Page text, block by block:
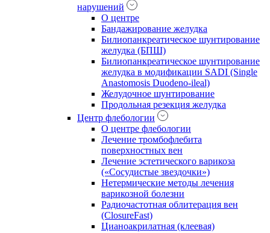
нарушений
О центре
Бандажирование желудка
Билиопанкреатическое шунтирование
желудка (БПШ)
Билиопанкреатическое шунтирование
желудка в модификации SADI (Single
Anastomosis Duodeno-ileal)
Желудочное шунтирование
Продольная резекция желудка
Центр флебологии
О центре флебологии
Лечение тромбофлебита
поверхностных вен
Лечение эстетического варикоза
(«Сосудистые звездочки»)
Нетермические методы лечения
варикозной болезни
Радиочастотная облитерация вен
(ClosureFast)
Цианоакрилатная (клеевая)